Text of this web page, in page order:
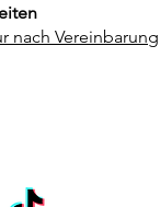
nach Vereinbarung